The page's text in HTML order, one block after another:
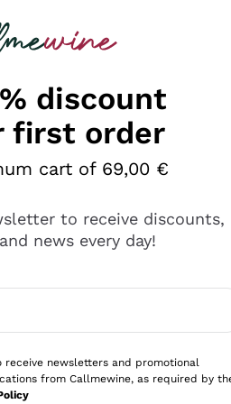
ci sono alternative che
discount
first order
cart of 69,00 €
to receive discounts,
news every day!
receive newsletters and promotional
from Callmewine, as required by